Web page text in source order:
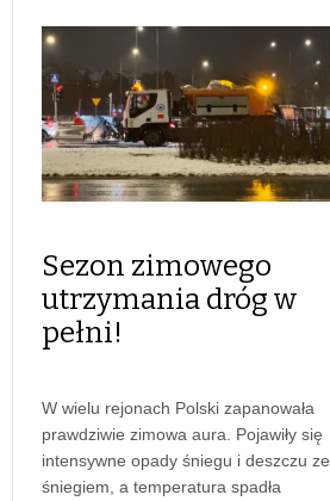
Sezon zimowego
utrzymania dróg w
pełni!
W wielu rejonach Polski zapanowała
prawdziwie zimowa aura. Pojawiły się
intensywne opady śniegu i deszczu ze
śniegiem, a temperatura spadła